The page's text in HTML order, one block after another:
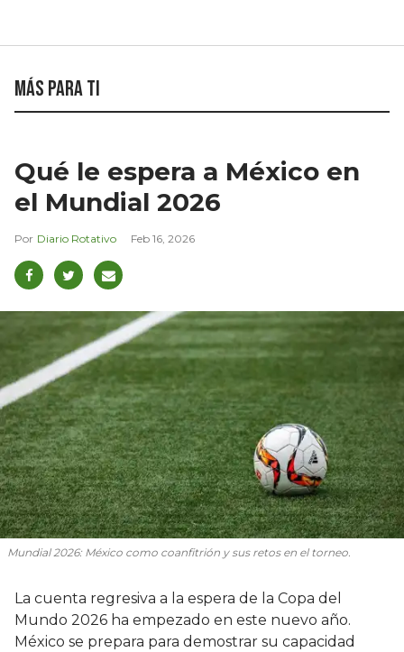
Más para ti
Qué le espera a México en
el Mundial 2026
Diario Rotativo Feb 16, 2026
Mundial 2026: México como coanfitrión y sus retos en el torneo.
La cuenta regresiva a la espera de la Copa del
Mundo 2026 ha empezado en este nuevo año.
México se prepara para demostrar su capacidad